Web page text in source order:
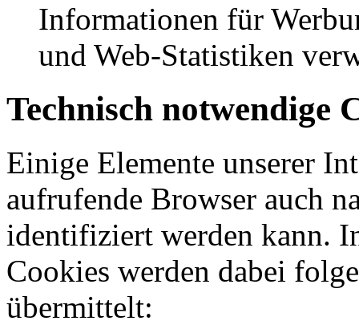
Informationen für
und Web-Statistiken
Technisch notwendige
Einige Elemente unserer
aufrufende Browser auch
identifiziert werden kann.
Cookies werden dabei
übermittelt: